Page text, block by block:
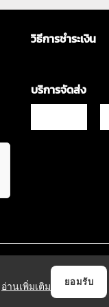
วิธีการชำระเงิน
บริการจัดส่ง
อ่านเพิ่มเติม ยอมรับ